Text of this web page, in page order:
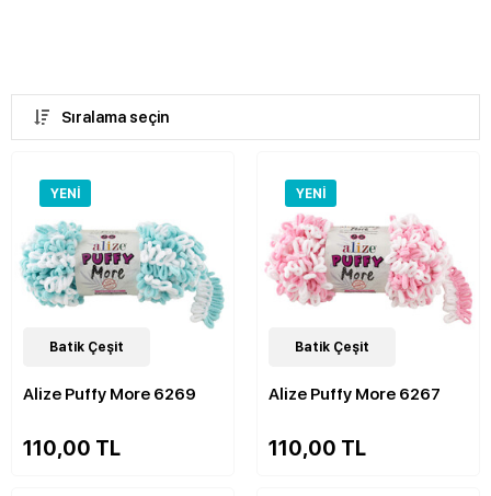
Sıralama seçin
YENI
48Çeşit
Batik Çeşit
Alize Puffy More 6269
110,00 TL
YENI
48Çeşit
Batik Çeşit
Alize Puffy More 6267
110,00 TL